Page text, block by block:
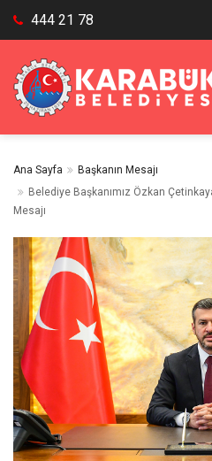
444 21 78
Ana Sayfa
Başkanın Mesajı
Belediye Başkanımız Özkan
Mesajı